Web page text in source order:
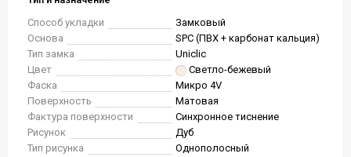
Способ укладки
Замковый
Основа
SPC (ПВХ + карбонат кальция)
Тип замка
Uniclic
Цвет
Светло-бежевый
Фаска
Микро 4V
Поверхность
Матовая
Фактура поверхности
Синхронное тиснение
Рисунок
Дуб
Тип рисунка
Однополосный